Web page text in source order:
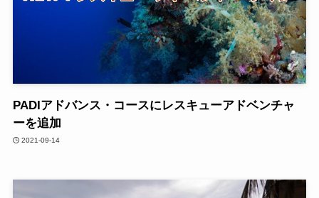
PADIアドバンス・コースにレスキューアドベンチャ
ーを追加
2021-09-14